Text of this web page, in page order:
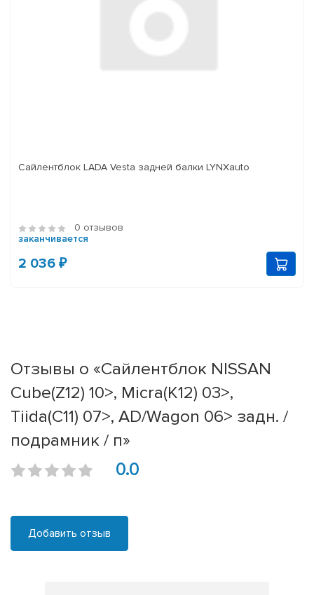
Сайлентблок LADA Vesta задней балки LYNXauto
0 отзывов
заканчивается
2 036 ₽
Отзывы о «Сайлентблок NISSAN
Cube(Z12) 10>, Micra(K12) 03>,
Tiida(C11) 07>, AD/Wagon 06> задн. /
подрамник / п»
0.0
Добавить отзыв